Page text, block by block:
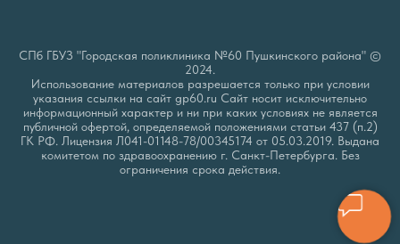
СПб ГБУЗ "Городская поликлиника №60 Пушкинского района" ©
2024.
Использование материалов разрешается только при условии
указания ссылки на сайт gp60.ru Сайт носит исключительно
информационный характер и ни при каких условиях не является
публичной офертой, определяемой положениями статьи 437 (п.2)
ГК РФ. Лицензия Л041-01148-78/00345174 от 05.03.2019. Выдана
комитетом по здравоохранению г. Санкт-Петербурга. Без
ограничения срока действия.